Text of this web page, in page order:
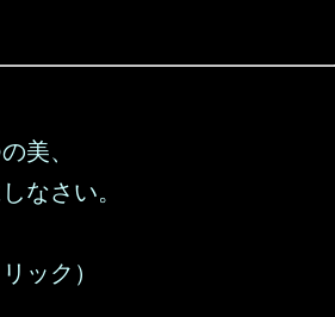
美、
なさい。
ック）